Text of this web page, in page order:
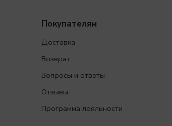
Покупателям
Доставка
Возврат
Вопросы и ответы
Отзывы
Программа лояльности